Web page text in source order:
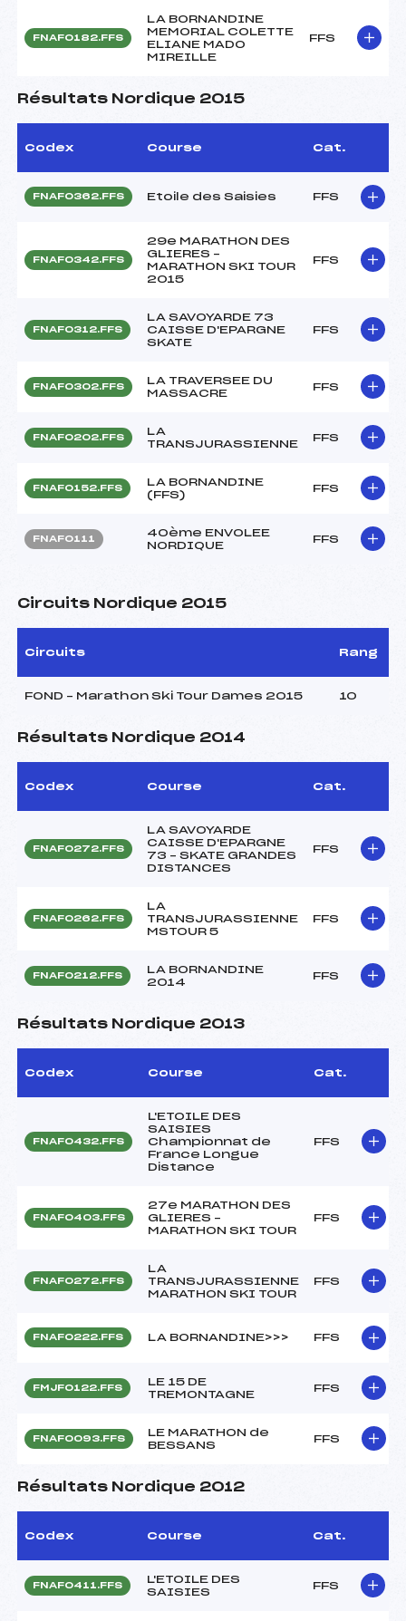
FNAF0182.FFS
LA BORNANDINE
MEMORIAL COLETTE
ELIANE MADO
MIREILLE
FFS
Résultats Nordique 2015
Codex Course Cat.
FNAF0362.FFS Etoile des Saisies FFS
FNAF0342.FFS
29e MARATHON DES
GLIERES –
MARATHON SKI TOUR
2015
FFS
FNAF0312.FFS
LA SAVOYARDE 73
CAISSE D'EPARGNE
SKATE
FFS
FNAF0302.FFS
LA TRAVERSEE DU
MASSACRE
FFS
FNAF0202.FFS
LA
TRANSJURASSIENNE
FFS
FNAF0152.FFS
LA BORNANDINE
(FFS)
FFS
FNAF0111
40ème ENVOLEE
NORDIQUE
FFS
Circuits Nordique 2015
Circuits Rang
FOND – Marathon Ski Tour Dames 2015 10
Résultats Nordique 2014
Codex Course Cat.
FNAF0272.FFS
LA SAVOYARDE
CAISSE D'EPARGNE
73 – SKATE GRANDES
DISTANCES
FFS
FNAF0262.FFS
LA
TRANSJURASSIENNE
MSTOUR 5
FFS
FNAF0212.FFS
LA BORNANDINE
2014
FFS
Résultats Nordique 2013
Codex Course Cat.
FNAF0432.FFS
L'ETOILE DES
SAISIES
Championnat de
France Longue
Distance
FFS
FNAF0403.FFS
27e MARATHON DES
GLIERES –
MARATHON SKI TOUR
FFS
FNAF0272.FFS
LA
TRANSJURASSIENNE
MARATHON SKI TOUR
FFS
FNAF0222.FFS LA BORNANDINE>>> FFS
FMJF0122.FFS
LE 15 DE
TREMONTAGNE
FFS
FNAF0093.FFS
LE MARATHON de
BESSANS
FFS
Résultats Nordique 2012
Codex Course Cat.
FNAF0411.FFS
L'ETOILE DES
SAISIES
FFS